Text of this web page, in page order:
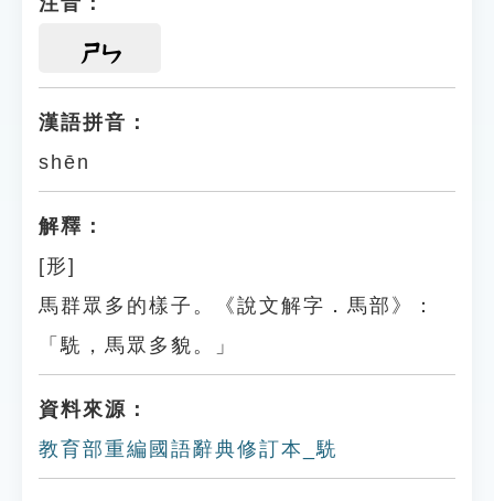
ㄕㄣ
漢語拼音：
shēn
解釋：
[形]
馬群眾多的樣子。《說文解字．馬部》：
「駪，馬眾多貌。」
資料來源：
教育部重編國語辭典修訂本_駪